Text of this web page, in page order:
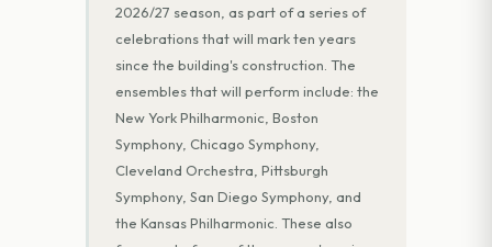
2026/27 season, as part of a series of
celebrations that will mark ten years
since the building's construction. The
ensembles that will perform include: the
New York Philharmonic, Boston
Symphony, Chicago Symphony,
Cleveland Orchestra, Pittsburgh
Symphony, San Diego Symphony, and
the Kansas Philharmonic. These also